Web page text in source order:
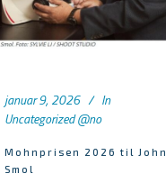
januar 9, 2026
In
Uncategorized @no
Mohnprisen 2026 til John
Smol